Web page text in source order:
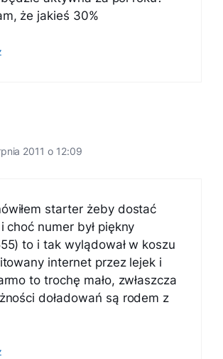
że jakieś 30%
2011 o 12:09
starter żeby dostać
choć numer był piękny
to i tak wylądował w koszu
internet przez lejek i
to trochę mało, zwłaszcza
doładowań są rodem z